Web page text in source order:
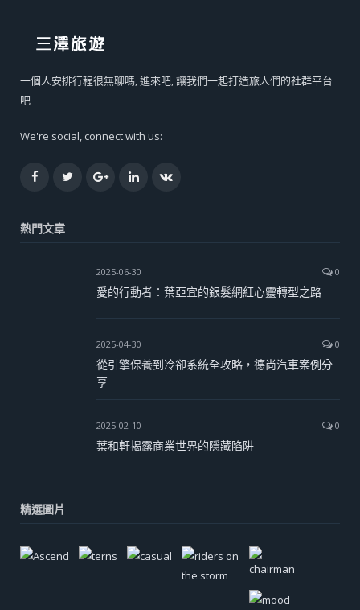
一個人安排行程很無聊嗎, 進來吧, 讓我們一起打造旅人們的社群平台
吧
We're social, connect with us:
FacebookTwitterGoogle+LinkedInVK
熱門文章
2025-06-30 0
愛的行動者：葉亞宜的銀髮網紅心靈轉型之路
2025-04-30 0
從引擎保養到冷卻系統全攻略，德尚汽車案例分
享
2025-02-10 0
葉和軒揭露商業世界的隱藏陷阱
精選圖片